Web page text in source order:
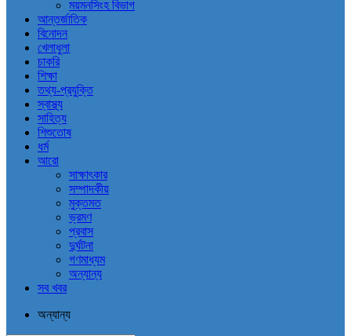
ময়মনসিংহ বিভাগ
আন্তর্জাতিক
বিনোদন
খেলাধুলা
চাকরি
শিক্ষা
তথ্য-প্রযুক্তি
স্বাস্থ্য
সাহিত্য
শিশুতোষ
ধর্ম
আরো
সাক্ষাৎকার
সম্পাদকীয়
মুক্তমত
ভ্রমণ
প্রবাস
দুর্ঘটনা
গণমাধ্যম
অন্যান্য
সব খবর
অন্যান্য